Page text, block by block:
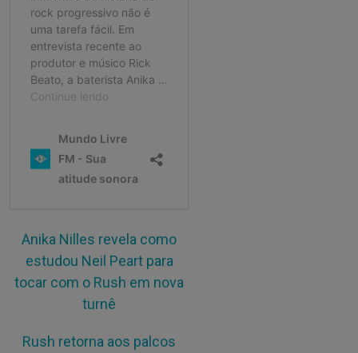
Anika Nilles revela como
estudou Neil Peart para
tocar com o Rush em nova
turnê
Rush retorna aos palcos